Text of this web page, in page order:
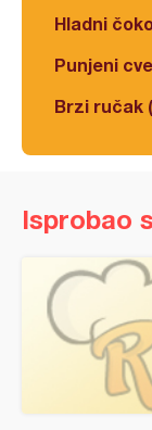
Hladni
Punjeni
Brzi ručak
Isprobao